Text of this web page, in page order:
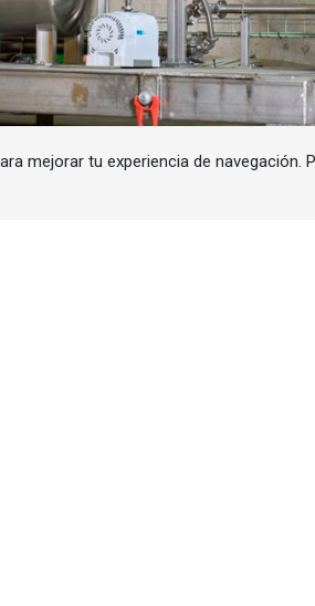
mejorar tu experiencia de navegación.